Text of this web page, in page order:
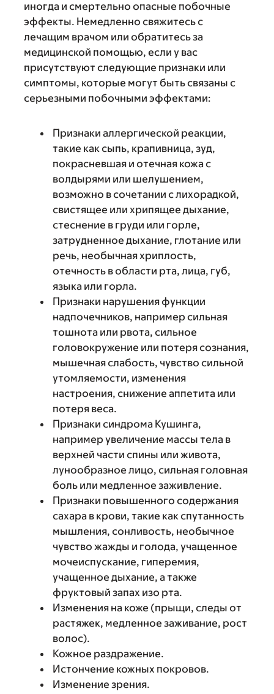
иногда и смертельно опасные побочные
эффекты. Немедленно свяжитесь с
лечащим врачом или обратитесь за
медицинской помощью, если у вас
присутствуют следующие признаки или
симптомы, которые могут быть связаны с
серьезными побочными эффектами:
Признаки аллергической реакции,
такие как сыпь, крапивница, зуд,
покрасневшая и отечная кожа с
волдырями или шелушением,
возможно в сочетании с лихорадкой,
свистящее или хрипящее дыхание,
стеснение в груди или горле,
затрудненное дыхание, глотание или
речь, необычная хриплость,
отечность в области рта, лица, губ,
языка или горла.
Признаки нарушения функции
надпочечников, например сильная
тошнота или рвота, сильное
головокружение или потеря сознания,
мышечная слабость, чувство сильной
утомляемости, изменения
настроения, снижение аппетита или
потеря веса.
Признаки синдрома Кушинга,
например увеличение массы тела в
верхней части спины или живота,
лунообразное лицо, сильная головная
боль или медленное заживление.
Признаки повышенного содержания
сахара в крови, такие как спутанность
мышления, сонливость, необычное
чувство жажды и голода, учащенное
мочеиспускание, гиперемия,
учащенное дыхание, а также
фруктовый запах изо рта.
Изменения на коже (прыщи, следы от
растяжек, медленное заживание, рост
волос).
Кожное раздражение.
Истончение кожных покровов.
Изменение зрения.